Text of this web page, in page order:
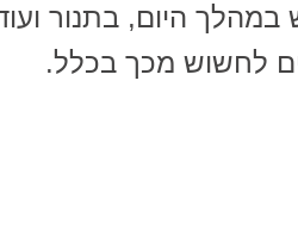
במהלך היום, בתנור
לחשוש מכך בכלל.